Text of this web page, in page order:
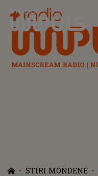
Radio Impuls
STIRI MONDENE